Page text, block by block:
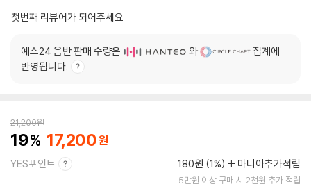
첫번째 리뷰어가 되어주세요
예스24 음반 판매 수량은 와
집계에
반영됩니다.
21,200원
19 17,200
YES포인트 180원 (1%) 마니아추가적립
5만원 이상 구매 시 2천원 추가 적립